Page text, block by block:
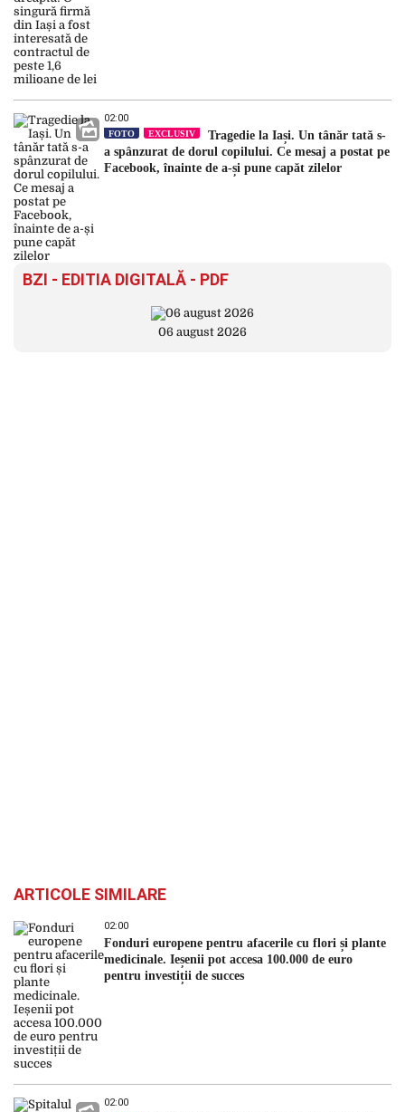
02:00
FOTO EXCLUSIV
Tragedie la Iași. Un tânăr tată s-
a spânzurat de dorul copilului. Ce mesaj a postat pe
Facebook, înainte de a-și pune capăt zilelor
BZI - EDITIA DIGITALĂ - PDF
06 august 2026
ARTICOLE SIMILARE
02:00
Fonduri europene pentru afacerile cu flori și plante
medicinale. Ieșenii pot accesa 100.000 de euro
pentru investiții de succes
02:00